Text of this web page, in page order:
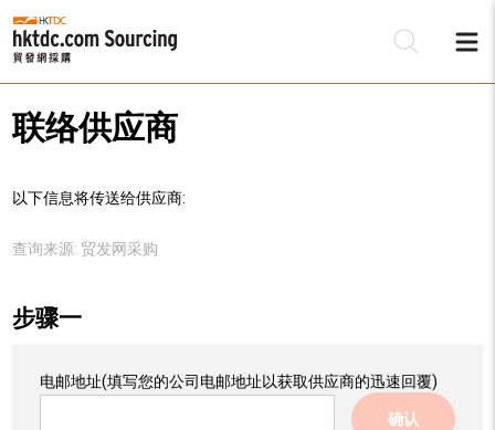
联络供应商
以下信息将传送给供应商:
查询来源: 贸发网采购
步骤一
电邮地址(填写您的公司电邮地址以获取供应商的迅速回覆)
确认